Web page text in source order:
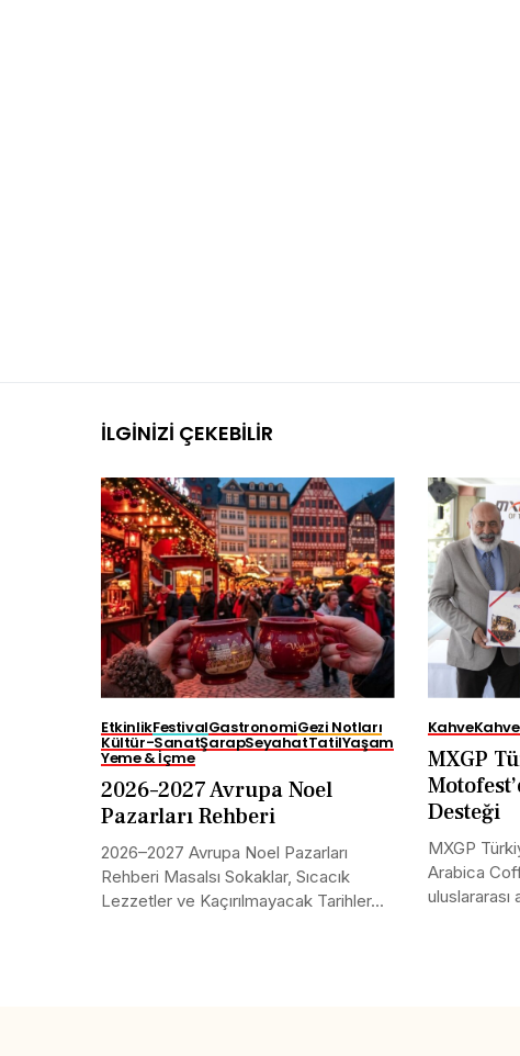
İLGINIZI ÇEKEBILIR
EtkinlikFestivalGastronomiGezi Notları
Kültür-SanatŞarapSeyahatTatilYaşam
Yeme & İçme
2026–2027 Avrupa Noel
Pazarları Rehberi
2026–2027 Avrupa Noel Pazarları
Rehberi Masalsı Sokaklar, Sıcacık
Lezzetler ve Kaçırılmayacak Tarihler...
Kahve
MXGP
Desteği
MXGP
Arabica
uluslararası